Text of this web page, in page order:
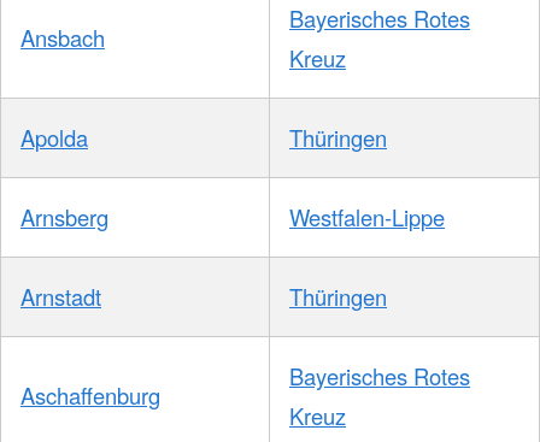
Ansbach
Bayerisches Rotes
Kreuz
Apolda Thüringen
Arnsberg Westfalen-Lippe
Arnstadt Thüringen
Aschaffenburg
Bayerisches Rotes
Kreuz